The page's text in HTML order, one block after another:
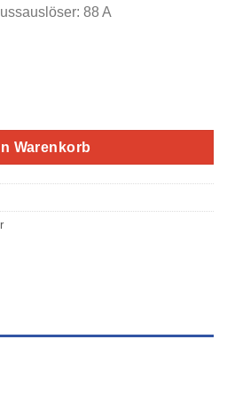
88 A
PKZM0-6,3 Menge
Warenkorb